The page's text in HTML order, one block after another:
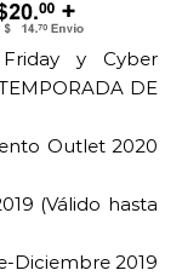
y Cyber
DE
Outlet 2020
(Válido hasta
Diciembre 2019